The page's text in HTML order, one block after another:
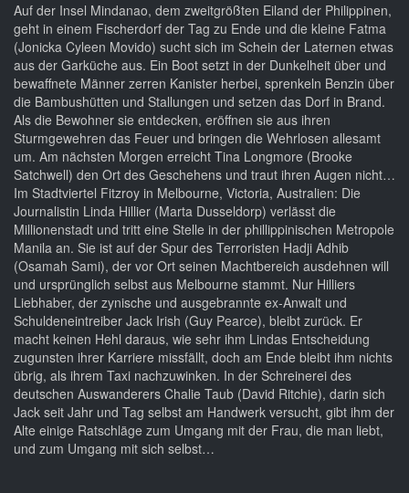
Auf der Insel Mindanao, dem zweitgrößten Eiland der Philippinen,
geht in einem Fischerdorf der Tag zu Ende und die kleine Fatma
(Jonicka Cyleen Movido) sucht sich im Schein der Laternen etwas
aus der Garküche aus. Ein Boot setzt in der Dunkelheit über und
bewaffnete Männer zerren Kanister herbei, sprenkeln Benzin über
die Bambushütten und Stallungen und setzen das Dorf in Brand.
Als die Bewohner sie entdecken, eröffnen sie aus ihren
Sturmgewehren das Feuer und bringen die Wehrlosen allesamt
um. Am nächsten Morgen erreicht Tina Longmore (Brooke
Satchwell) den Ort des Geschehens und traut ihren Augen nicht…
Im Stadtviertel Fitzroy in Melbourne, Victoria, Australien: Die
Journalistin Linda Hillier (Marta Dusseldorp) verlässt die
Millionenstadt und tritt eine Stelle in der phillippinischen Metropole
Manila an. Sie ist auf der Spur des Terroristen Hadji Adhib
(Osamah Sami), der vor Ort seinen Machtbereich ausdehnen will
und ursprünglich selbst aus Melbourne stammt. Nur Hilliers
Liebhaber, der zynische und ausgebrannte ex-Anwalt und
Schuldeneintreiber Jack Irish (Guy Pearce), bleibt zurück. Er
macht keinen Hehl daraus, wie sehr ihm Lindas Entscheidung
zugunsten ihrer Karriere missfällt, doch am Ende bleibt ihm nichts
übrig, als ihrem Taxi nachzuwinken. In der Schreinerei des
deutschen Auswanderers Chalie Taub (David Ritchie), darin sich
Jack seit Jahr und Tag selbst am Handwerk versucht, gibt ihm der
Alte einige Ratschläge zum Umgang mit der Frau, die man liebt,
und zum Umgang mit sich selbst…